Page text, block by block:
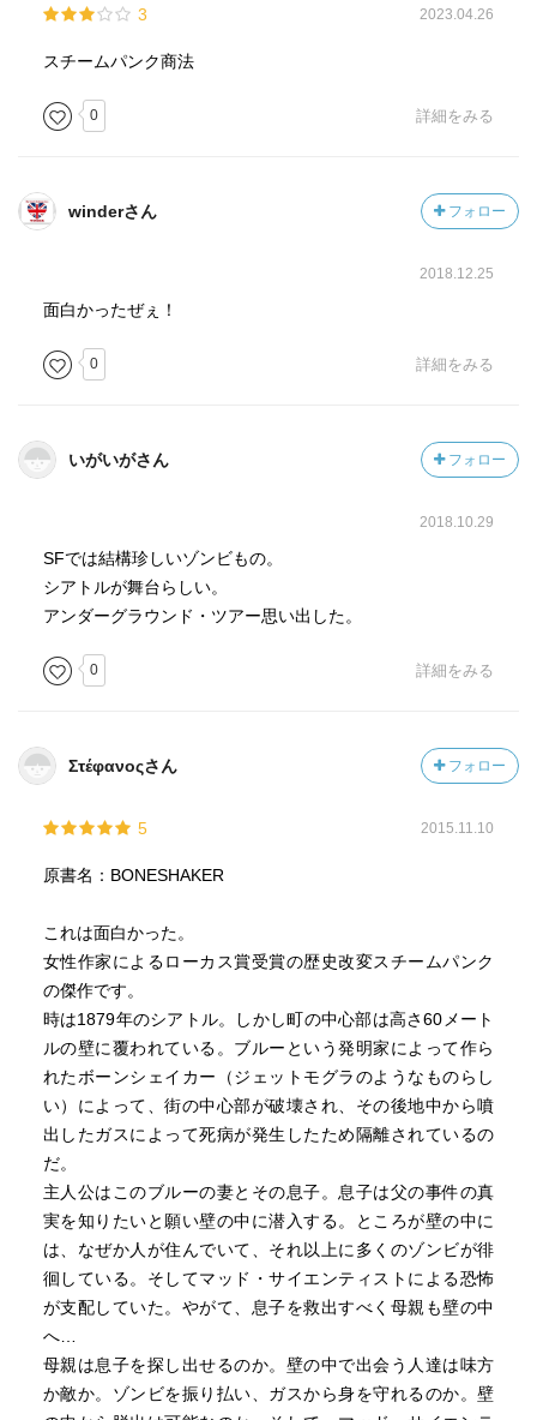
できなかったこと、「ブライア」と「ジーク」の母子に魅
力を感じず気持ちがシンクロできなかったことが原因か
物足りなさが強かったですねー 続篇は、もういいかな。
3 2023.04.26
スチームパンク商法
0 詳細をみる
winderさん フォロー
2018.12.25
面白かったぜぇ！
0 詳細をみる
いがいがさん フォロー
2018.10.29
SFでは結構珍しいゾンビもの。
シアトルが舞台らしい。
アンダーグラウンド・ツアー思い出した。
0 詳細をみる
Στέφανοςさん フォロー
5 2015.11.10
原書名：BONESHAKER
これは面白かった。
女性作家によるローカス賞受賞の歴史改変スチームパンク
の傑作です。
時は1879年のシアトル。しかし町の中心部は高さ60メート
ルの壁に覆われている。ブルーという発明家によって作ら
れたボーンシェイカー（ジェットモグラのようなものらし
い）によって、街の中心部が破壊され、その後地中から噴
出したガスによって死病が発生したため隔離されているの
だ。
主人公はこのブルーの妻とその息子。息子は父の事件の真
実を知りたいと願い壁の中に潜入する。ところが壁の中に
は、なぜか人が住んでいて、それ以上に多くのゾンビが徘
徊している。そしてマッド・サイエンティストによる恐怖
が支配していた。やがて、息子を救出すべく母親も壁の中
へ…
母親は息子を探し出せるのか。壁の中で出会う人達は味方
か敵か。ゾンビを振り払い、ガスから身を守れるのか。壁